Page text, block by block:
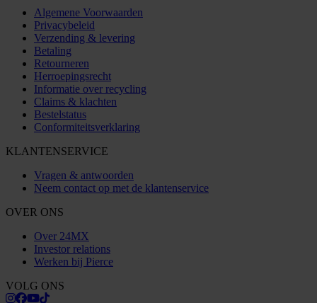
Algemene Voorwaarden
Privacybeleid
Verzending & levering
Betaling
Retourneren
Herroepingsrecht
Informatie over recycling
Claims & klachten
Bestelstatus
Conformiteitsverklaring
KLANTENSERVICE
Vragen & antwoorden
Neem contact op met de klantenservice
OVER ONS
Over 24MX
Investor relations
Werken bij Pierce
VOLG ONS